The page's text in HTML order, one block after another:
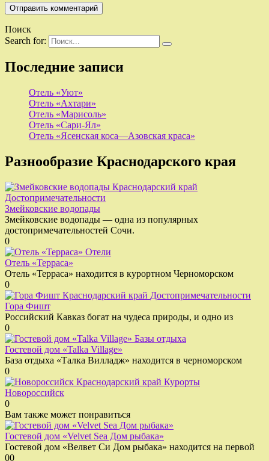
Поиск
Search for:
Последние записи
Отель «Уют»
Отель «Ахтари»
Отель «Марисоль»
Отель «Сари-Ял»
Отель «Ясенская коса—Азовская краса»
Разнообразие Краснодарского края
Достопримечательности
Змейковские водопады
Змейковские водопады — одна из популярных
достопримечательностей Сочи.
0
Отели
Отель «Терраса»
Отель «Терраса» находится в курортном Черноморском
0
Достопримечательности
Гора Фишт
Российский Кавказ богат на чудеса природы, и одно из
0
Базы отдыха
Гостевой дом «Talka Village»
База отдыха «Талка Вилладж» находится в черноморском
0
Курорты
Новороссийск
0
Вам также может понравиться
Гостевой дом «Velvet Sea Дом рыбака»
Гостевой дом «Велвет Си Дом рыбака» находится на первой
00